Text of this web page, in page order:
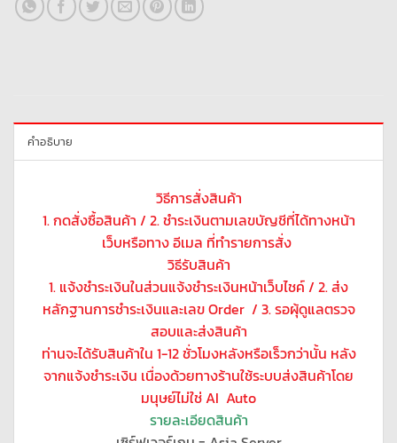
คำอธิบาย
วิธีการสั่งสินค้า
1. กดสั่งซื้อสินค้า / 2. ชำระเงินตามเลขบัญชีที่ได้ทางหน้า
เว็บหรือทาง อีเมล ที่ทำรายการสั่ง
วิธีรับสินค้า
1. แจ้งชำระเงินในส่วนแจ้งชำระเงินหน้าเว็บไชค์ / 2. ส่ง
หลักฐานการชำระเงินและเลข Order / 3. รอผุ้ดูแลตรวจ
สอบและส่งสินค้า
ท่านจะได้รับสินค้าใน 1-12 ชั่วโมงหลังหรือเร็วกว่านั้น หลัง
จากแจ้งชำระเงิน เนื่องด้วยทางร้านใช้ระบบส่งสินค้าโดย
มนุษย์ไม่ใช่ AI Auto
รายละเอียดสินค้า